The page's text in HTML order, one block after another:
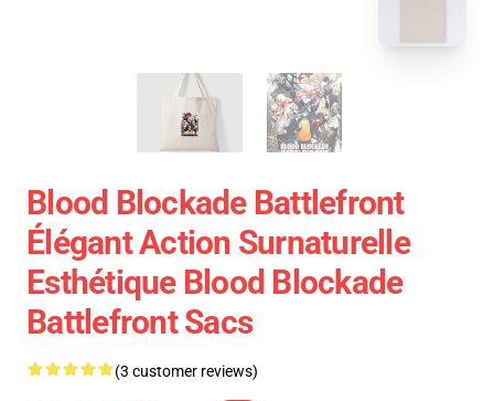
Blood Blockade Battlefront
Élégant Action Surnaturelle
Esthétique Blood Blockade
Battlefront Sacs
(3 customer reviews)